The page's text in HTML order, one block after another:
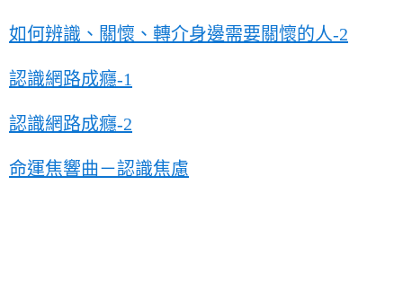
如何辨識、關懷、轉介身邊需要關懷的人-2
認識網路成癮-1
認識網路成癮-2
命運焦響曲－認識焦慮